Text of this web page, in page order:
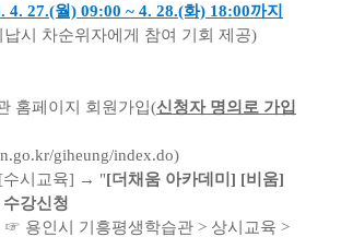
4. 27.(월) 09:00 ~ 4. 28.(화) 18:00까지
시 차순위자에게 참여 기회 제공)
홈페이지 회원가입(신청자 명의로 가입
giheung/index.do)
시교육] → "[더채움 아카데미] [비움]
수강신청
☞ 용인시 기흥평생학습관 > 상시교육 >